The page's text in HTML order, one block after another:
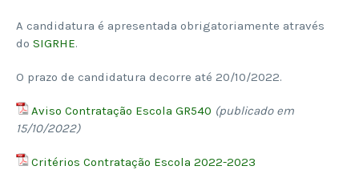
A candidatura é apresentada obrigatoriamente através
do SIGRHE.
O prazo de candidatura decorre até 20/10/2022.
Aviso Contratação Escola GR540 (publicado em
15/10/2022)
Critérios Contratação Escola 2022-2023